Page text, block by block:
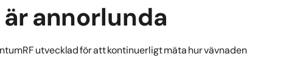
annorlunda
utvecklad för att kontinuerligt mäta hur vävnaden